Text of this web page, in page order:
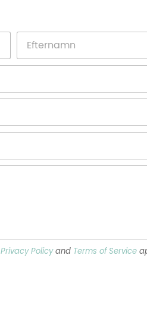
Privacy Policyand Terms of Service